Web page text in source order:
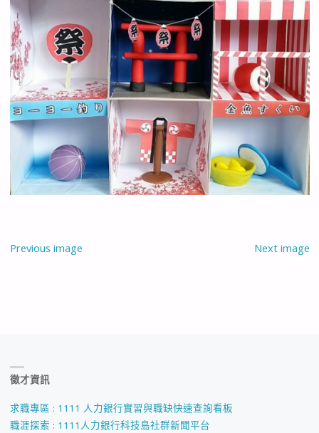
Previous image Next image
徵才資訊
求職專區 : 1111 人力銀行實習與職缺快速查詢看板
職涯探索 : 1111人力銀行科技島社群新聞平台